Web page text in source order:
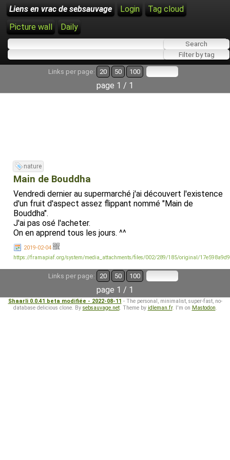
Liens en vrac de sebsauvage Login
Tag cloud
Picture wall
Daily
Links per page: 20 50 100
page 1 / 1
nature
Main de Bouddha
Vendredi dernier au supermarché j'ai découvert l'existence
d'un fruit d'aspect assez flippant nommé "Main de
Bouddha".
J'ai pas osé l'acheter.
On en apprend tous les jours. ^^
2019-02-04
https://framapiaf.org/system/media_attachments/files/002/289/185/original/
Links per page: 20 50 100
page 1 / 1
Shaarli 0.0.41 beta modifiée - 2022-08-11 - The personal, minimalist, super-fast, no-
database delicious clone. By sebsauvage.net. Theme by idleman.fr. I'm on Mastodon.